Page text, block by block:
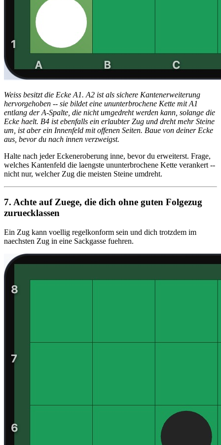
Weiss besitzt die Ecke A1. A2 ist als sichere Kantenerweiterung
hervorgehoben -- sie bildet eine ununterbrochene Kette mit A1
entlang der A-Spalte, die nicht umgedreht werden kann, solange die
Ecke haelt. B4 ist ebenfalls ein erlaubter Zug und dreht mehr Steine
um, ist aber ein Innenfeld mit offenen Seiten. Baue von deiner Ecke
aus, bevor du nach innen verzweigst.
Halte nach jeder Eckeneroberung inne, bevor du erweiterst. Frage,
welches Kantenfeld die laengste ununterbrochene Kette verankert --
nicht nur, welcher Zug die meisten Steine umdreht.
7. Achte auf Zuege, die dich ohne guten Folgezug
zuruecklassen
Ein Zug kann voellig regelkonform sein und dich trotzdem im
naechsten Zug in eine Sackgasse fuehren.